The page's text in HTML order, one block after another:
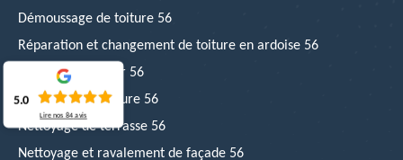
Démoussage de toiture 56
Réparation et changement de toiture en ardoise 56
Couvreur zingueur 56
Hydrofuge de toiture 56
Nettoyage de terrasse 56
Nettoyage et ravalement de façade 56
5.0
Lire nos84 avis